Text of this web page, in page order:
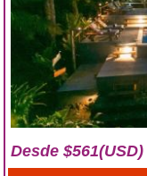
Desde